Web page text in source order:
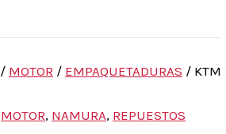
/ MOTOR / EMPAQUETADURAS / KTM
MOTOR, NAMURA, REPUESTOS